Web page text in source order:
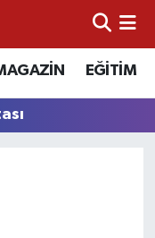
EĞİTİM